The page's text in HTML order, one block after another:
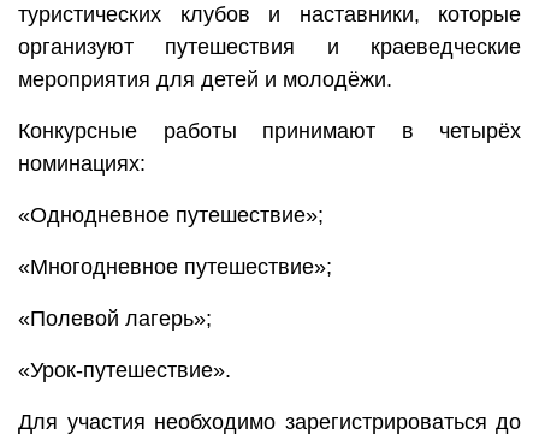
туристических клубов и наставники, которые
организуют путешествия и краеведческие
мероприятия для детей и молодёжи.
Конкурсные работы принимают в четырёх
номинациях:
«Однодневное путешествие»;
«Многодневное путешествие»;
«Полевой лагерь»;
«Урок-путешествие».
Для участия необходимо зарегистрироваться до